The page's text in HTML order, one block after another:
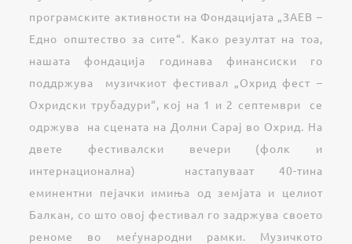
програмските активности на Фондацијата „ЗАЕВ –
Едно општество за сите“. Како резултат на тоа,
нашата фондација годинава финансиски го
поддржува музичкиот фестивал „Охрид фест –
Охридски трубадури“, кој на 1 и 2 септември се
одржува на сцената на Долни Сарај во Охрид. На
двете фестивалски вечери (фолк и
интернационална) настапуваат 40-тина
еминентни пејачки имиња од земјата и целиот
Балкан, со што овој фестивал го задржува своето
реноме во меѓународни рамки. Музичкото